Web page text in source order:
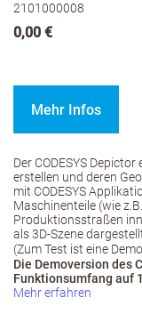
2101000008
0,00 €
Mehr Infos
Der CODESYS
erstellen und deren
mit CODESYS
Maschinenteile (wie
Produktionsstraßen
als 3D-Szene
(Zum Test ist eine
Die Demoversion des
Funktionsumfang auf
Mehr erfahren